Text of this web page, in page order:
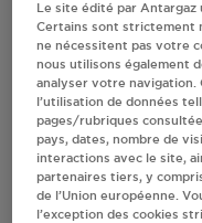
2
à
ESSO BAGNEUX
Le site édité par Antargaz
Certains sont strictement
ne nécessitent pas votre
nous utilisons également
analyser votre
l’utilisation de données
pages/rubriques
pays, dates, nombre de
interactions avec le site,
partenaires tiers, y
de l’Union européenne.
l’exception des cookies